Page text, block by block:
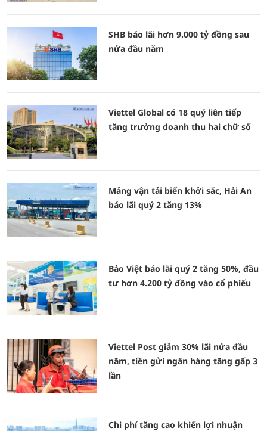
SHB báo lãi hơn 9.000 tỷ đồng sau
nửa đầu năm
Viettel Global có 18 quý liên tiếp
tăng trưởng doanh thu hai chữ số
Mảng vận tải biển khởi sắc, Hải An
báo lãi quý 2 tăng 13%
Bảo Việt báo lãi quý 2 tăng 50%, đầu
tư hơn 4.200 tỷ đồng vào cổ phiếu
Viettel Post giảm 30% lãi nửa đầu
năm, tiền gửi ngân hàng tăng gấp 3
lần
Chi phí tăng cao khiến lợi nhuận